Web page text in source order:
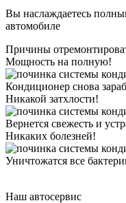
Вы наслаждаетесь
автомобиле
Причины
Мощность на полную!
Кондиционер снова
Никакой затхлости!
Вернется свежесть и
Никаких болезней!
Уничтожатся все
Наш автосервис